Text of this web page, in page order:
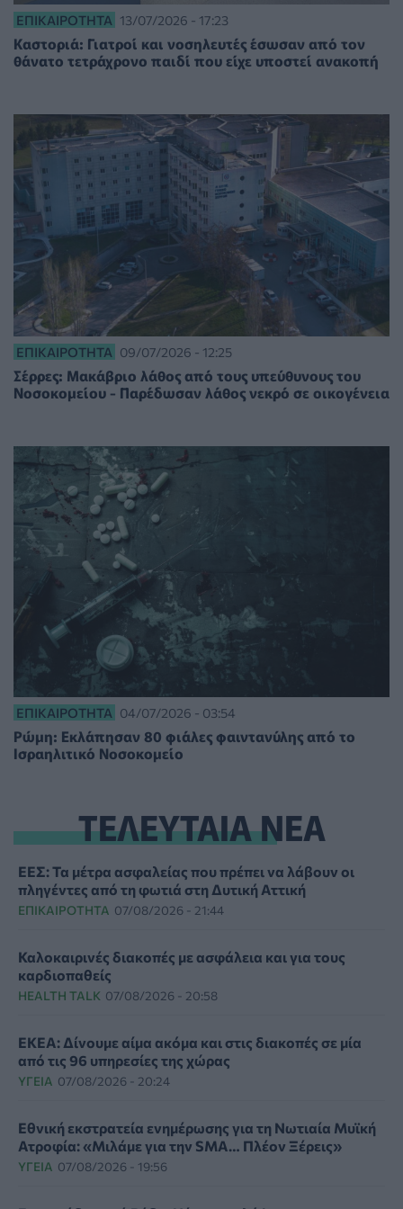
ΕΠΙΚΑΙΡΌΤΗΤΑ 13/07/2026 - 17:23
Καστοριά: Γιατροί και νοσηλευτές έσωσαν από τον
θάνατο τετράχρονο παιδί που είχε υποστεί ανακοπή
ΕΠΙΚΑΙΡΌΤΗΤΑ 09/07/2026 - 12:25
Σέρρες: Μακάβριο λάθος από τους υπεύθυνους του
Νοσοκομείου - Παρέδωσαν λάθος νεκρό σε οικογένεια
ΕΠΙΚΑΙΡΌΤΗΤΑ 04/07/2026 - 03:54
Ρώμη: Εκλάπησαν 80 φιάλες φαιντανύλης από το
Ισραηλιτικό Νοσοκομείο
ΤΕΛΕΥΤΑΙΑ ΝΕΑ
ΕΕΣ: Τα μέτρα ασφαλείας που πρέπει να λάβουν οι
πληγέντες από τη φωτιά στη Δυτική Αττική
ΕΠΙΚΑΙΡΌΤΗΤΑ 07/08/2026 - 21:44
Καλοκαιρινές διακοπές με ασφάλεια και για τους
καρδιοπαθείς
HEALTH TALK 07/08/2026 - 20:58
ΕΚΕΑ: Δίνουμε αίμα ακόμα και στις διακοπές σε μία
από τις 96 υπηρεσίες της χώρας
ΥΓΕΊΑ 07/08/2026 - 20:24
Εθνική εκστρατεία ενημέρωσης για τη Νωτιαία Μυϊκή
Ατροφία: «Μιλάμε για την SMA… Πλέον Ξέρεις»
ΥΓΕΊΑ 07/08/2026 - 19:56